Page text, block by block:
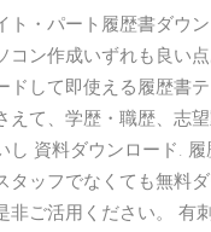
ト・パート履歴書ダウ
コン作成いずれも良い
ドして即使える履歴書
えて、学歴・職歴、志
し 資料ダウンロード.
タッフでなくても無料
非ご活用ください。 有